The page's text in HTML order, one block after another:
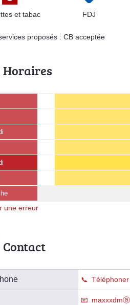
et tabac FDJ
proposés : CB acceptée
Horaires
une erreur
Contact